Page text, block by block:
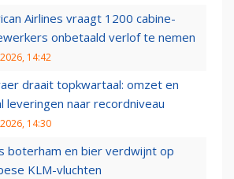
Airlines vraagt 1200 cabine-
onbetaald verlof te nemen
14:42
draait topkwartaal: omzet en
leveringen naar recordniveau
14:30
boterham en bier verdwijnt op
KLM-vluchten